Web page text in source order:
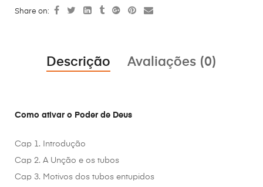
Share on:
Descrição Avaliações (0)
Como ativar o Poder de Deus
Cap 1. Introdução
Cap 2. A Unção e os tubos
Cap 3. Motivos dos tubos entupidos